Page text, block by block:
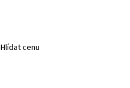
Hlídat cenu